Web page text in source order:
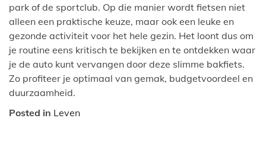
park of de sportclub. Op die manier wordt fietsen niet
alleen een praktische keuze, maar ook een leuke en
gezonde activiteit voor het hele gezin. Het loont dus om
je routine eens kritisch te bekijken en te ontdekken waar
je de auto kunt vervangen door deze slimme bakfiets.
Zo profiteer je optimaal van gemak, budgetvoordeel en
duurzaamheid.
Posted in Leven